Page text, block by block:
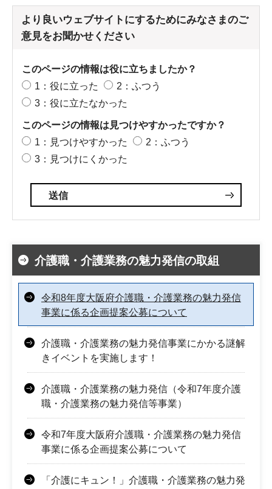
より良いウェブサイトにするためにみなさまのご
意見をお聞かせください
このページの情報は役に立ちましたか？
1：役に立った
2：ふつう
3：役に立たなかった
このページの情報は見つけやすかったですか？
1：見つけやすかった
2：ふつう
3：見つけにくかった
介護職・介護業務の魅力発信の取組
令和8年度大阪府介護職・介護業務の魅力発信
事業に係る企画提案公募について
介護職・介護業務の魅力発信事業にかかる謎解
きイベントを実施します！
介護職・介護業務の魅力発信（令和7年度介護
職・介護業務の魅力発信等事業）
令和7年度大阪府介護職・介護業務の魅力発信
事業に係る企画提案公募について
「介護にキュン！」介護職・介護業務の魅力発